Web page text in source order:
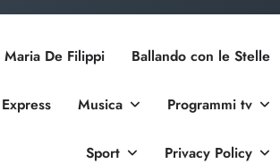
De Filippi Ballando con le Stelle
Musica Programmi tv
Sport Privacy Policy